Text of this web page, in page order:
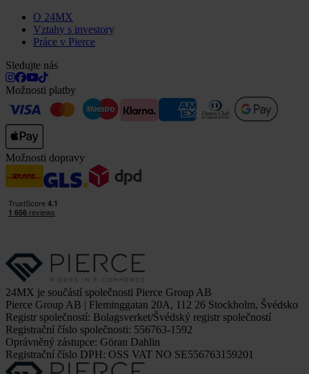
O 24MX
Vztahy s investory
Práce v Pierce
Sledujte nás
Možnosti platby
Možnosti dopravy
24MX je součástí společnosti Pierce Group AB
Pierce Group AB | Fleminggatan 20A, 112 26 Stockholm, Švédsko
Registr společností: Bolagsverket/Švédský registr společností
Registrační číslo společnosti: 556763-1592
Oprávněný zástupce: Göran Dahlin
Registrační číslo DPH: OSS VAT NO SE556763159201